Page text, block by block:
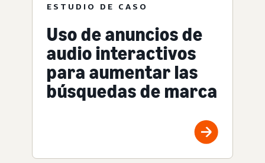
ESTUDIO DE CASO
Uso de anuncios de
audio interactivos
para aumentar las
búsquedas de marca